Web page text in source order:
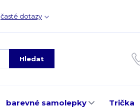
časté dotazy
Hledat
barevné samolepky Trička